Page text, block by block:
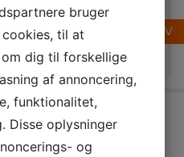
I KURV
6.429,-
LÆG I KURV
bruger
til at
dig til forskellige
af annoncering,
funktionalitet,
Disse oplysninger
og